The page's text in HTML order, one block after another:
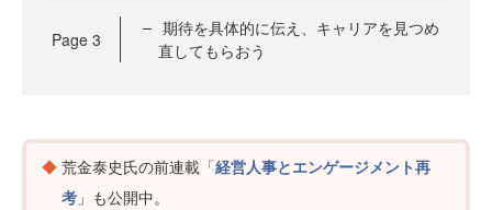
Page 3
期待を具体的に伝え、キャリアを見つめ
直してもらおう
荒金泰史氏の前連載「経営人事とエンゲージメント再
考 」も公開中。